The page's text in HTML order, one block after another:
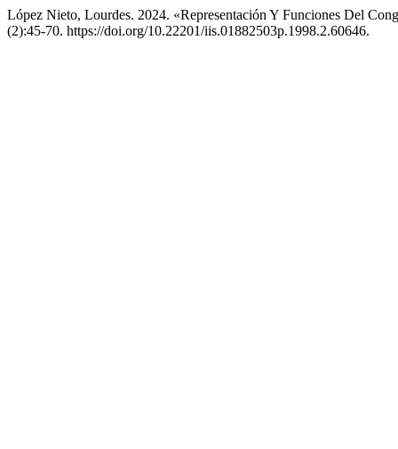
López Nieto, Lourdes. 2024. «Representación Y Funciones Del
(2):45-70. https://doi.org/10.22201/iis.01882503p.1998.2.60646.